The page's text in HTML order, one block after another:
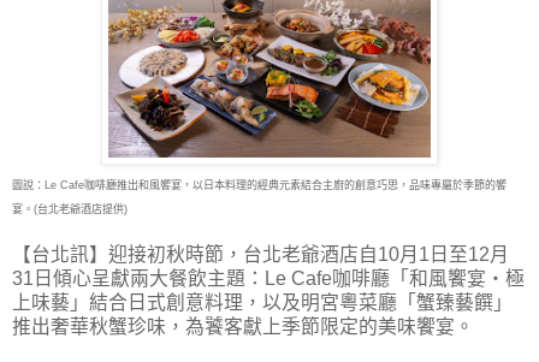
圖說：Le Cafe咖啡廳推出和風饗宴，以日本料理的經典元素結合主廚的創意巧思，品味專屬於季節的饗
宴。(台北老爺酒店提供)
【台北訊】迎接初秋時節，台北老爺酒店自10月1日至12月
31日傾心呈獻兩大餐飲主題：Le Cafe咖啡廳「和風饗宴・極
上味藝」結合日式創意料理，以及明宮粵菜廳「蟹臻藝饌」
推出奢華秋蟹珍味，為饕客獻上季節限定的美味饗宴。